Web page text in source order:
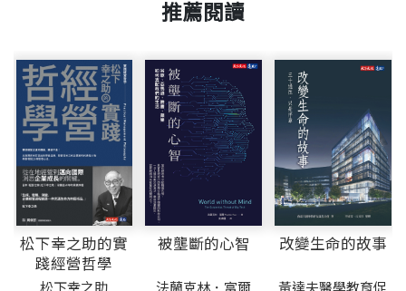
推薦閱讀
松下幸之助的實
踐經營哲學
被壟斷的心智 改變生命的故事